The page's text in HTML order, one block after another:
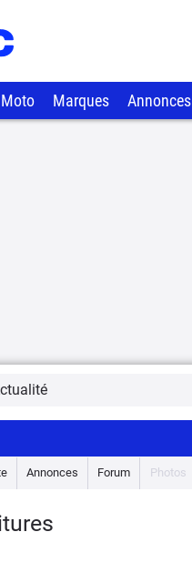
Moto Marques Annonces
Annonces Forum Photos